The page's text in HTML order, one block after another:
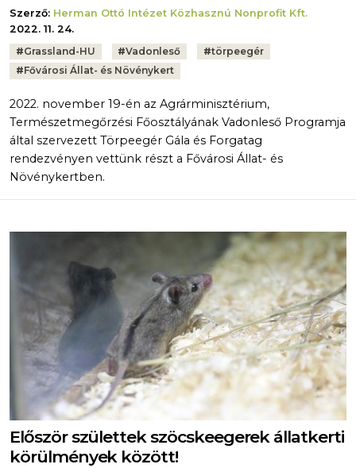
Szerző: Herman Ottó Intézet Közhasznú Nonprofit Kft.
2022. 11. 24.
Tags:
#Grassland-HU #Vadonleső #törpeegér
#Fővárosi Állat- és Növénykert
2022. november 19-én az Agrárminisztérium,
Természetmegőrzési Főosztályának Vadonleső Programja
által szervezett Törpeegér Gála és Forgatag
rendezvényen vettünk részt a Fővárosi Állat- és
Növénykertben.
Először születtek szöcskeegerek állatkerti
körülmények között!